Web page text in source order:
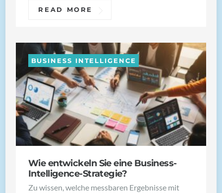
READ MORE
Wie entwickeln Sie eine Business-
Intelligence-Strategie?
BUSINESS INTELLIGENCE
Zu wissen, welche messbaren Ergebnisse mit